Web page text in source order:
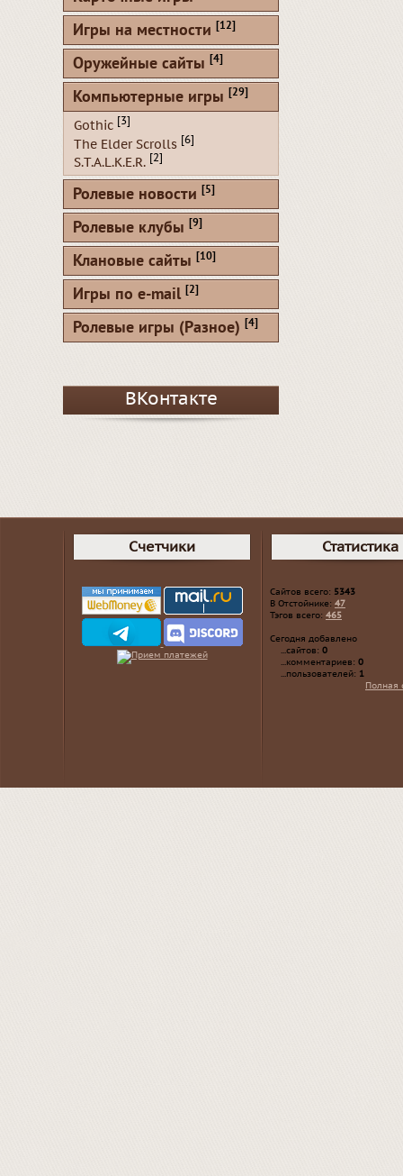
Игры на местности [12]
Оружейные сайты [4]
Компьютерные игры [29]
Gothic [3]
The Elder Scrolls [6]
S.T.A.L.K.E.R. [2]
Ролевые новости [5]
Ролевые клубы [9]
Клановые сайты [10]
Игры по e-mail [2]
Ролевые игры (Разное) [4]
ВКонтакте
Счетчики Статистика
Сайтов всего: 5343
В Отстойнике: 47
Тэгов всего: 465
Сегодня добавлено
...сайтов: 0
...комментариев: 0
...пользователей: 1
Полная